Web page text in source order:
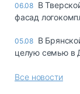
06.08 В
фасад
05.08 В
целую семью в
Все новости